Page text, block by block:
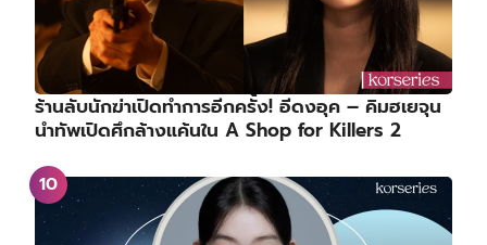
ร้านลับนักฆ่าเปิดทำการอีกครั้ง! อีดงอุค – คิมฮเยจุน
นำทัพเปิดศึกล้างแค้นใน A Shop for Killers 2